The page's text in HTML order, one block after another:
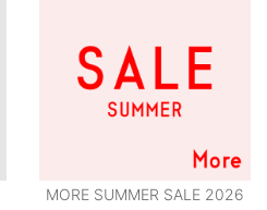
MORE SUMMER SALE 2026